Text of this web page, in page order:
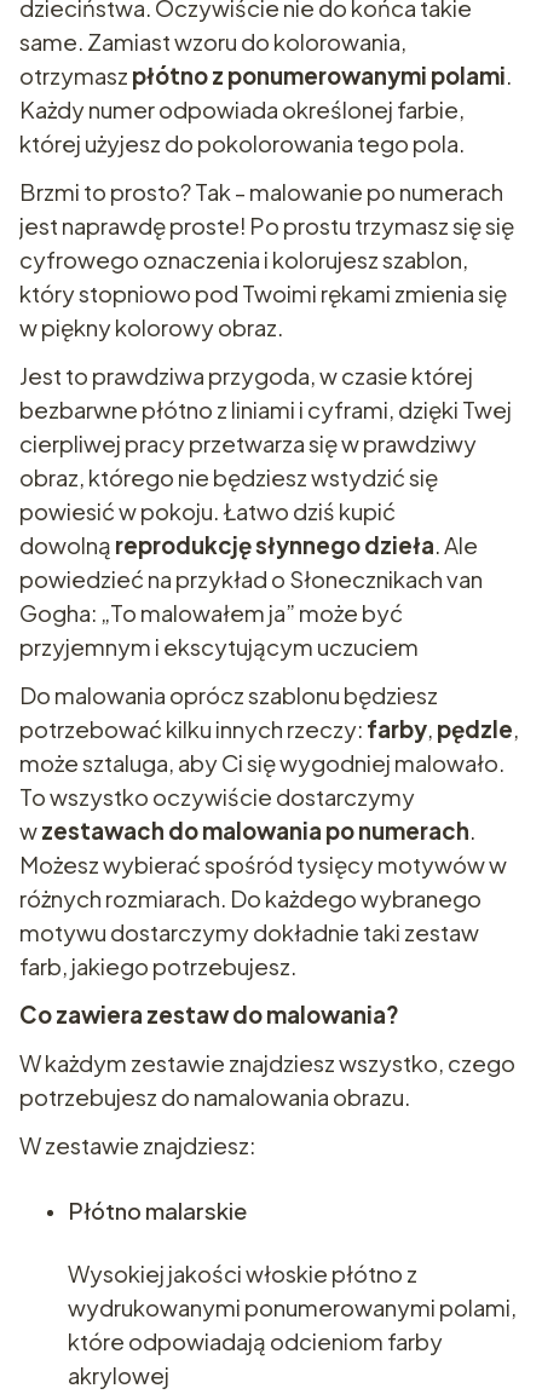
dzieciństwa. Oczywiście nie do końca takie
same. Zamiast wzoru do kolorowania,
otrzymasz płótno z ponumerowanymi polami.
Każdy numer odpowiada określonej farbie,
której użyjesz do pokolorowania tego pola.
Brzmi to prosto? Tak - malowanie po numerach
jest naprawdę proste! Po prostu trzymasz się się
cyfrowego oznaczenia i kolorujesz szablon,
który stopniowo pod Twoimi rękami zmienia się
w piękny kolorowy obraz.
Jest to prawdziwa przygoda, w czasie której
bezbarwne płótno z liniami i cyframi, dzięki Twej
cierpliwej pracy przetwarza się w prawdziwy
obraz, którego nie będziesz wstydzić się
powiesić w pokoju. Łatwo dziś kupić
dowolną reprodukcję słynnego dzieła. Ale
powiedzieć na przykład o Słonecznikach van
Gogha: „To malowałem ja” może być
przyjemnym i ekscytującym uczuciem
Do malowania oprócz szablonu będziesz
potrzebować kilku innych rzeczy: farby, pędzle,
może sztaluga, aby Ci się wygodniej malowało.
To wszystko oczywiście dostarczymy
wzestawach do malowania po numerach.
Możesz wybierać spośród tysięcy motywów w
różnych rozmiarach. Do każdego wybranego
motywu dostarczymy dokładnie taki zestaw
farb, jakiego potrzebujesz.
Co zawiera zestaw do malowania?
W każdym zestawie znajdziesz wszystko, czego
potrzebujesz do namalowania obrazu.
W zestawie znajdziesz:
Płótno malarskie
Wysokiej jakości włoskie płótno z
wydrukowanymi ponumerowanymi polami,
które odpowiadają odcieniom farby
akrylowej